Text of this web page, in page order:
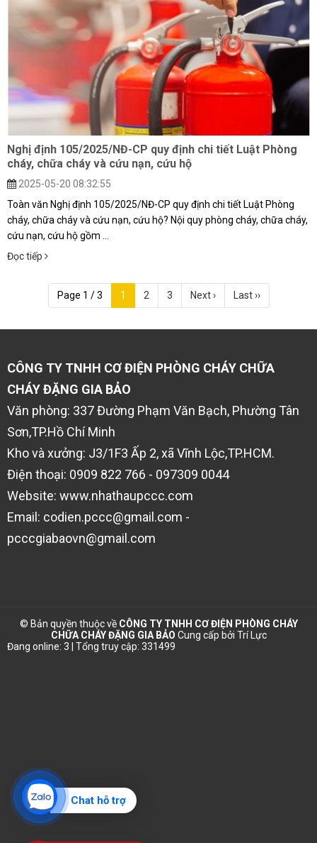
Nghị định 105/2025/NĐ-CP quy định chi tiết Luật Phòng
cháy, chữa cháy và cứu nạn, cứu hộ
2025-05-20 08:32:55
Toàn văn Nghị định 105/2025/NĐ-CP quy định chi tiết Luật Phòng
cháy, chữa cháy và cứu nạn, cứu hộ? Nội quy phòng cháy, chữa cháy,
cứu nạn, cứu hộ gồm ...
Đọc tiếp
Page 1 / 3 1 2 3 Next › Last ››
CÔNG TY TNHH CƠ ĐIỆN PHÒNG CHÁY CHỮA
CHÁY ĐẶNG GIA BẢO
Văn phòng: 337 Đường Phạm Văn Bạch, Phường Tân
Sơn,TP.Hồ Chí Minh
Kho và xưởng: J3/1F3 Ấp 2, xã Vĩnh Lộc,TP.HCM.
Điện thoại: 0909 822 766 - 097309 0044
Website: www.nhathaupccc.com
Email: codien.pccc@gmail.com -
pcccgiabaovn@gmail.com
© Bản quyền thuộc về CÔNG TY TNHH CƠ ĐIỆN PHÒNG CHÁY
CHỮA CHÁY ĐẶNG GIA BẢO Cung cấp bởi Trí Lực
Đang online: 3 | Tổng truy cập: 331499
Chat hỗ trợ